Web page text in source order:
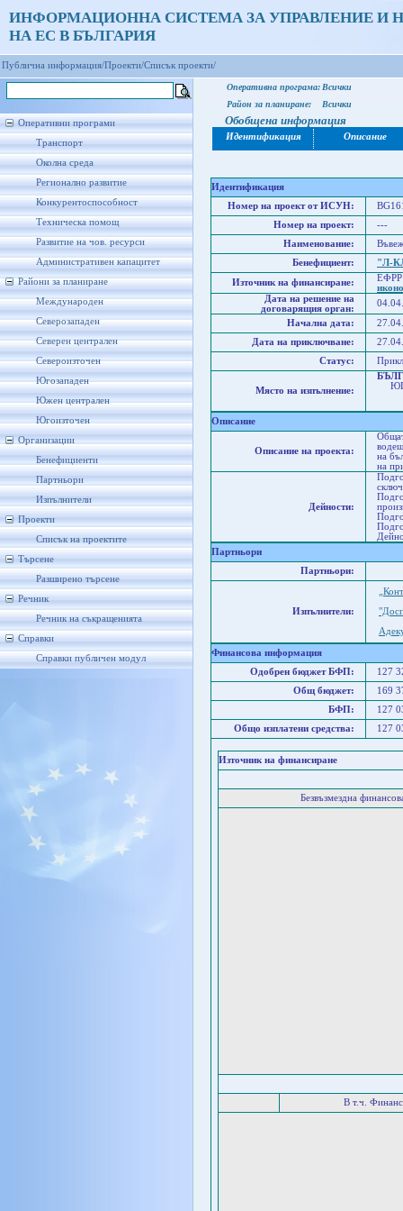
ИНФОРМАЦИОННА СИСТЕМА ЗА УПРАВЛЕНИЕ И
НА ЕС В БЪЛГАРИЯ
Публична информация/Проекти/Списък проекти/
Оперативни програми
Транспорт
Околна среда
Регионално развитие
Конкурентоспособност
Техническа помощ
Развитие на чов. ресурси
Административен капацитет
Райони за планиране
Международен
Северозападен
Северен централен
Североизточен
Югозападен
Южен централен
Югоизточен
Организации
Бенефициенти
Партньори
Изпълнители
Проекти
Списък на проектите
Търсене
Разширено търсене
Речник
Речник на съкращенията
Справки
Справки публичен модул
Оперативна програма: Всички
Район за планиране:
Всички
Обобщена информация
Идентификация Описание
Идентификация
Номер на проект от ИСУН:
Номер на проект:
---
Наименование:
Бенефициент:
"Л-
Източник на финансиране:
Дата на решение на
договарящия орган:
Начална дата:
Дата на приключване:
Статус:
Място на изпълнение:
Описание
Описание на проекта:
на
на
Дейности:
Партньори
Партньори:
Изпълнители:
Финансова информация
Одобрен бюджет БФП:
127
Общ бюджет:
169
БФП:
127
Общо изплатени средства:
127
Източник на финансиране
Безвъзмездна
В т.ч.